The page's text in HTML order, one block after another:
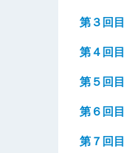
第３回
第４回
第５
第６回
第７回